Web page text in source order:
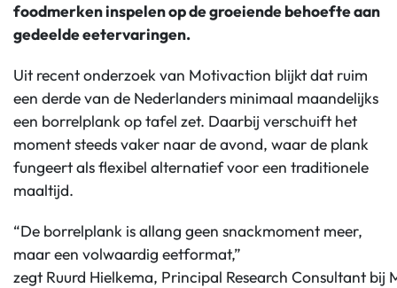
foodmerken inspelen op de groeiende behoefte aan
gedeelde eetervaringen.
Uit recent onderzoek van Motivaction blijkt dat ruim
een derde van de Nederlanders minimaal maandelijks
een borrelplank op tafel zet. Daarbij verschuift het
moment steeds vaker naar de avond, waar de plank
fungeert als flexibel alternatief voor een traditionele
maaltijd.
“De borrelplank is allang geen snackmoment meer,
maar een volwaardig eetformat,”
zegt Ruurd Hielkema, Principal Research Consultant bij